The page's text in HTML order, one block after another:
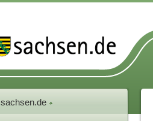
sachsen.de